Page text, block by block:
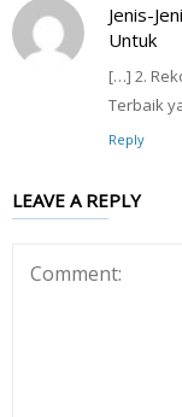
Jenis-
Untuk
[…] 2.
Terbaik
Reply
LEAVE A REPLY